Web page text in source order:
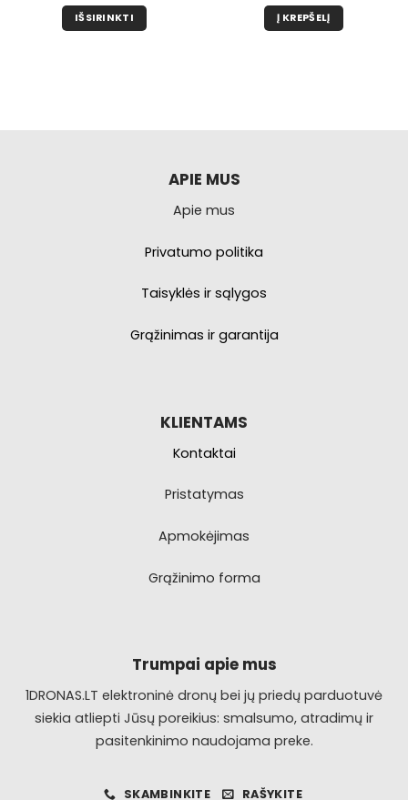
IŠSIRINKTI Į KREPŠELĮ
APIE MUS
Apie mus
Privatumo politika
Taisyklės ir sąlygos
Grąžinimas ir garantija
KLIENTAMS
Kontaktai
Pristatymas
Apmokėjimas
Grąžinimo forma
Trumpai apie mus
1DRONAS.LT elektroninė dronų bei jų priedų parduotuvė
siekia atliepti Jūsų poreikius: smalsumo, atradimų ir
pasitenkinimo naudojama preke.
SKAMBINKITE RAŠYKITE